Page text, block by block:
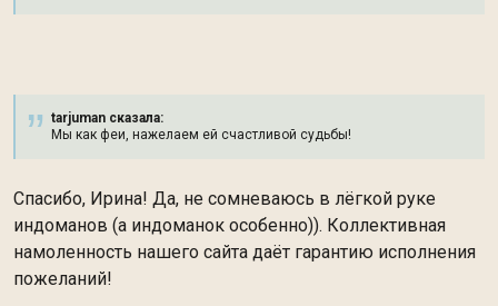
tarjuman сказалa:
Мы как феи, нажелаем ей счастливой судьбы!
Спасибо, Ирина! Да, не сомневаюсь в лёгкой руке
индоманов (а индоманок особенно)). Коллективная
намоленность нашего сайта даёт гарантию исполнения
пожеланий!